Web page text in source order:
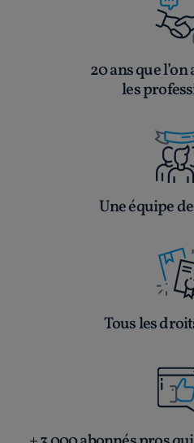
20 ans que
les
Une équipe
Tous les